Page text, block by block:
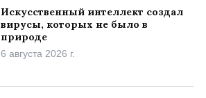
Искусственный интеллект создал
вирусы, которых не было в
природе
6 августа 2026 г.